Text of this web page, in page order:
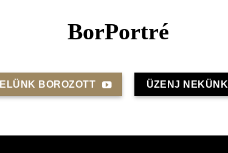
BorPortré
BOROZOTT ÜZENJ NEKÜNK